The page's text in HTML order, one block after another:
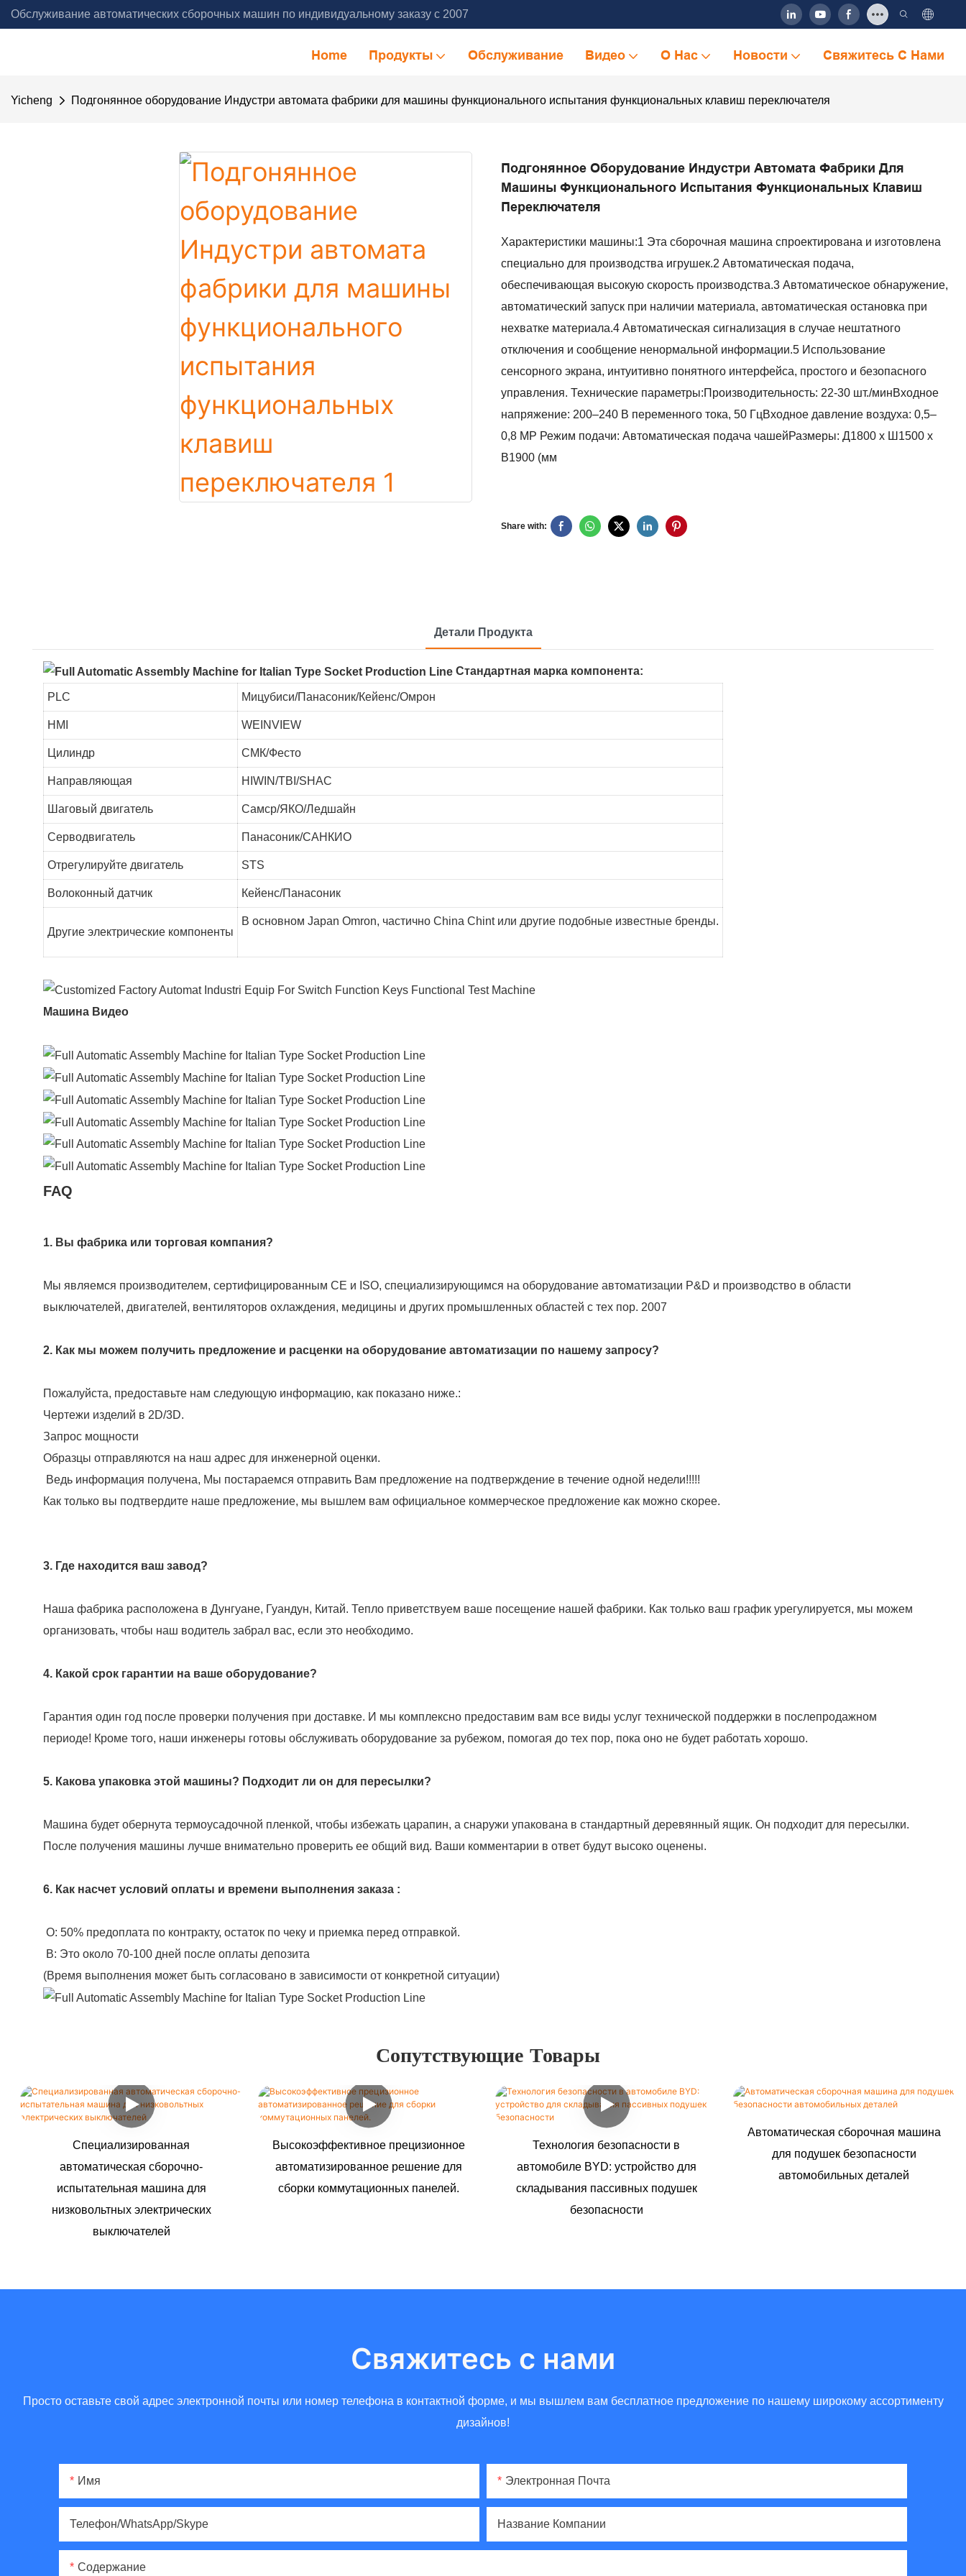
Обслуживание автоматических сборочных машин по индивидуальному заказу с 2007
Home Продукты Обслуживание Видео О Нас Новости Свяжитесь С Нами
Yicheng Подгонянное оборудование Индустри автомата фабрики для машины функционального испытания функциональных клавиш переключателя
Подгонянное Оборудование Индустри Автомата Фабрики Для
Машины Функционального Испытания Функциональных Клавиш
Переключателя
Характеристики машины:1 Эта сборочная машина спроектирована и изготовлена ​​
специально для производства игрушек.2 Автоматическая подача,
обеспечивающая высокую скорость производства.3 Автоматическое обнаружение,
автоматический запуск при наличии материала, автоматическая остановка при
нехватке материала.4 Автоматическая сигнализация в случае нештатного
отключения и сообщение ненормальной информации.5 Использование
сенсорного экрана, интуитивно понятного интерфейса, простого и безопасного
управления. Технические параметры:Производительность: 22-30 шт./минВходное
напряжение: 200–240 В переменного тока, 50 ГцВходное давление воздуха: 0,5–
0,8 MP Режим подачи: Автоматическая подача чашейРазмеры: Д1800 x Ш1500 x
В1900 (мм
Share with:
Детали Продукта
Стандартная марка компонента:
PLC Мицубиси/Панасоник/Кейенс/Омрон
HMI WEINVIEW
Цилиндр СМК/Фесто
Направляющая HIWIN/TBI/SHAC
Шаговый двигатель Самср/ЯКО/Ледшайн
Серводвигатель Панасоник/САНКИО
Отрегулируйте двигатель STS
Волоконный датчик Кейенс/Панасоник
Другие электрические компоненты
В основном Japan Omron, частично China Chint или другие подобные известные бренды.
Машина Видео
FAQ
1. Вы фабрика или торговая компания?
Мы являемся производителем, сертифицированным CE и ISO, специализирующимся на оборудование автоматизации Р&D и производство в области
выключателей, двигателей, вентиляторов охлаждения, медицины и других промышленных областей с тех пор. 2007
2. Как мы можем получить предложение и расценки на оборудование автоматизации по нашему запросу?
Пожалуйста, предоставьте нам следующую информацию, как показано ниже.:
Чертежи изделий в 2D/3D.
Запрос мощности
Образцы отправляются на наш адрес для инженерной оценки.
Ведь информация получена, Мы постараемся отправить Вам предложение на подтверждение в течение одной недели!!!!!
Как только вы подтвердите наше предложение, мы вышлем вам официальное коммерческое предложение как можно скорее.
3. Где находится ваш завод?
Наша фабрика расположена в Дунгуане, Гуандун, Китай. Тепло приветствуем ваше посещение нашей фабрики. Как только ваш график урегулируется, мы можем
организовать, чтобы наш водитель забрал вас, если это необходимо.
4. Какой срок гарантии на ваше оборудование?
Гарантия один год после проверки получения при доставке. И мы комплексно предоставим вам все виды услуг технической поддержки в послепродажном
периоде! Кроме того, наши инженеры готовы обслуживать оборудование за рубежом, помогая до тех пор, пока оно не будет работать хорошо.
5. Какова упаковка этой машины? Подходит ли он для пересылки?
Машина будет обернута термоусадочной пленкой, чтобы избежать царапин, а снаружи упакована в стандартный деревянный ящик. Он подходит для пересылки.
После получения машины лучше внимательно проверить ее общий вид. Ваши комментарии в ответ будут высоко оценены.
6. Как насчет условий оплаты и времени выполнения заказа :
О: 50% предоплата по контракту, остаток по чеку и приемка перед отправкой.
B: Это около 70-100 дней после оплаты депозита
(Время выполнения может быть согласовано в зависимости от конкретной ситуации)
Сопутствующие Товары
Специализированная
автоматическая сборочно-
испытательная машина для
низковольтных электрических
выключателей
Высокоэффективное прецизионное
автоматизированное решение для
сборки коммутационных панелей.
Технология безопасности в
автомобиле BYD: устройство для
складывания пассивных подушек
безопасности
Автоматическая сборочная машина
для подушек безопасности
автомобильных деталей
Свяжитесь с нами
Просто оставьте свой адрес электронной почты или номер телефона в контактной форме, и мы вышлем вам бесплатное предложение по нашему широкому ассортименту
дизайнов!
Имя Электронная Почта
Телефон/WhatsApp/Skype Название Компании
Содержание